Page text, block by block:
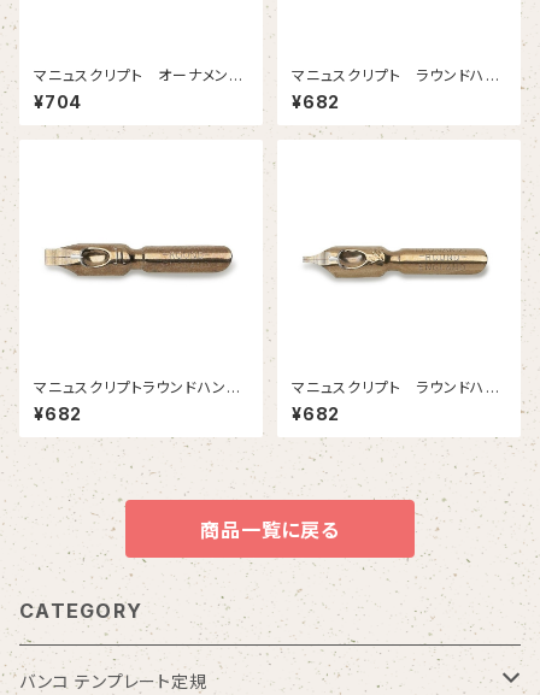
マニュスクリプト オーナメンタ
ル４００ 1.5mm 2本入
¥704
マニュスクリプト ラウンドハン
ド５ 0.75mm 2本入
¥682
マニュスクリプトラウンドハンド
１ 3.15mm 2本入
¥682
マニュスクリプト ラウンドハン
ド3-1/2 1.15mm 2本入
¥682
商品一覧に戻る
CATEGORY
バンコ テンプレート定規